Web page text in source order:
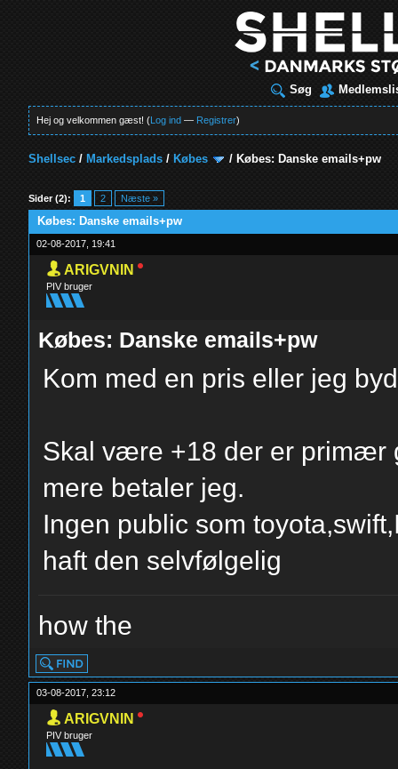
Søg
Hej og velkommen gæst! (Log ind — Registrer)
Shellsec / Markedsplads / Købes / Købes: Danske emails+pw
Sider (2): 1 2 Næste »
Købes: Danske emails+pw
02-08-2017, 19:41
ARIGVNIN
PIV bruger
Købes: Danske emails+pw
Kom med en pris eller jeg
Skal være +18 der er primær
mere betaler jeg.
Ingen public som
haft den selvfølgelig
how the
03-08-2017, 23:12
ARIGVNIN
PIV bruger